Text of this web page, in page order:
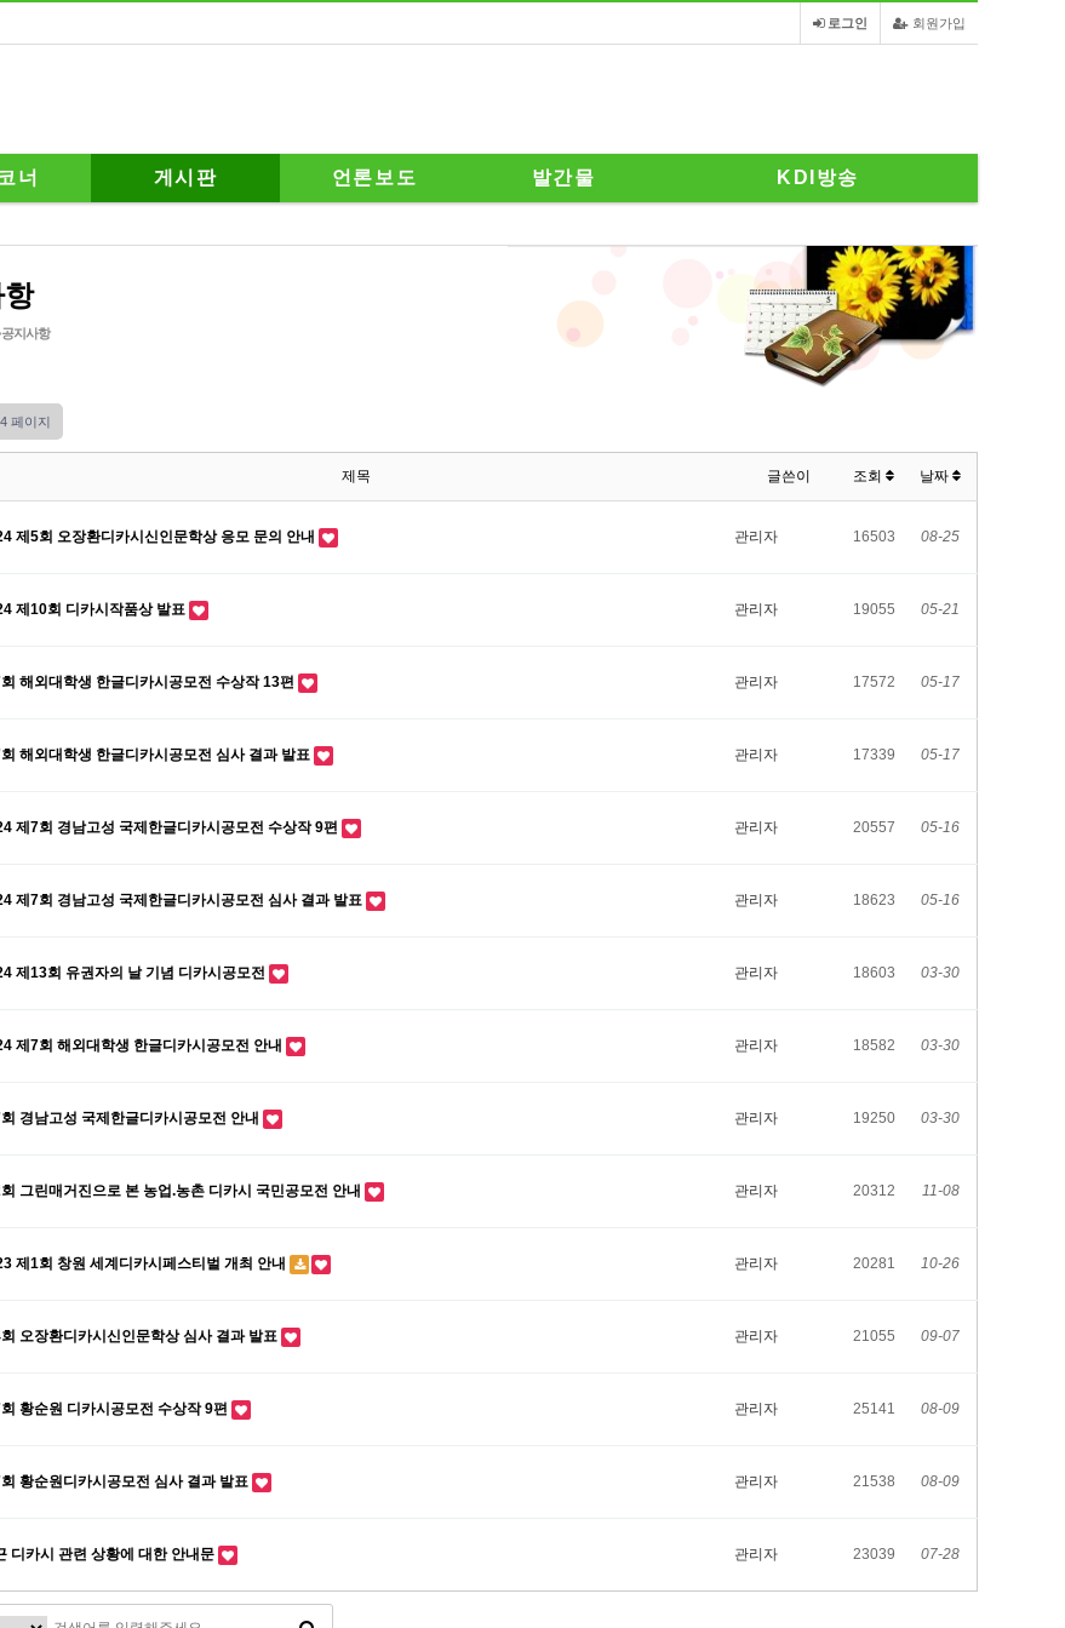
회원가입
로그인
너 게시판 언론보도 발간물 KDI방송
공지사항
4 페이지
제목 글쓴이 조회 날짜
제5회 오장환디카시신인문학상 응모 문의 안내 관리자 16503 08-25
제10회 디카시작품상 발표 관리자 19055 05-21
해외대학생 한글디카시공모전 수상작 13편 관리자 17572 05-17
해외대학생 한글디카시공모전 심사 결과 발표 관리자 17339 05-17
제7회 경남고성 국제한글디카시공모전 수상작 9편 관리자 20557 05-16
제7회 경남고성 국제한글디카시공모전 심사 결과 발표 관리자 18623 05-16
제13회 유권자의 날 기념 디카시공모전 관리자 18603 03-30
제7회 해외대학생 한글디카시공모전 안내 관리자 18582 03-30
경남고성 국제한글디카시공모전 안내 관리자 19250 03-30
그린매거진으로 본 농업.농촌 디카시 국민공모전 안내 관리자 20312 11-08
제1회 창원 세계디카시페스티벌 개최 안내 관리자 20281 10-26
오장환디카시신인문학상 심사 결과 발표 관리자 21055 09-07
황순원 디카시공모전 수상작 9편 관리자 25141 08-09
황순원디카시공모전 심사 결과 발표 관리자 21538 08-09
디카시 관련 상황에 대한 안내문 관리자 23039 07-28